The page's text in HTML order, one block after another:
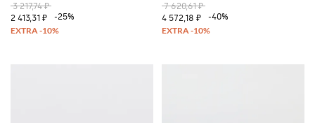
3 217,74 ₽
2 413,31 ₽
-25%
7 620,61 ₽
4 572,18 ₽
-40%